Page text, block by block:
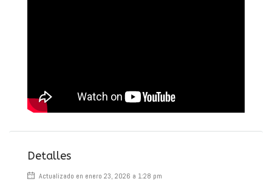
Detalles
Actualizado en enero 23, 2026 a 1:28 pm